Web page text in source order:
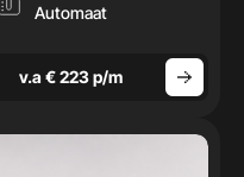
Automaat
v.a € 223 p/m